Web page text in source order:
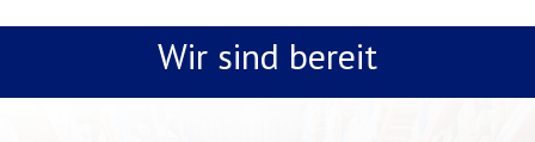
Wir sind bereit